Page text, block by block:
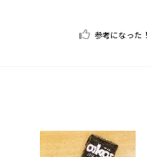
参考になった！